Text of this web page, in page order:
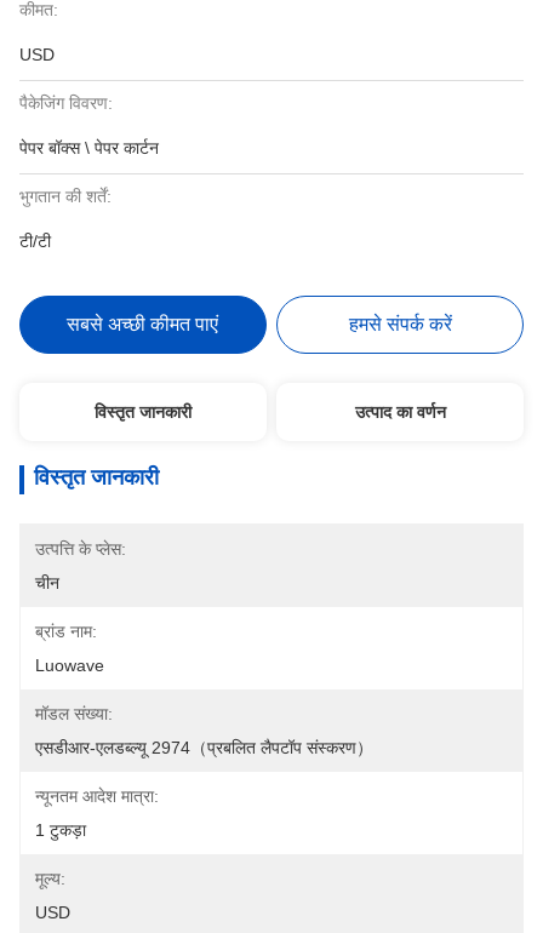
कीमत:
USD
पैकेजिंग विवरण:
पेपर बॉक्स \ पेपर कार्टन
भुगतान की शर्तें:
टी/टी
सबसे अच्छी कीमत पाएं हमसे संपर्क करें
विस्तृत जानकारी उत्पाद का वर्णन
विस्तृत जानकारी
उत्पत्ति के प्लेस:
चीन
ब्रांड नाम:
Luowave
मॉडल संख्या:
एसडीआर-एलडब्ल्यू 2974（प्रबलित लैपटॉप संस्करण）
न्यूनतम आदेश मात्रा:
1 टुकड़ा
मूल्य:
USD